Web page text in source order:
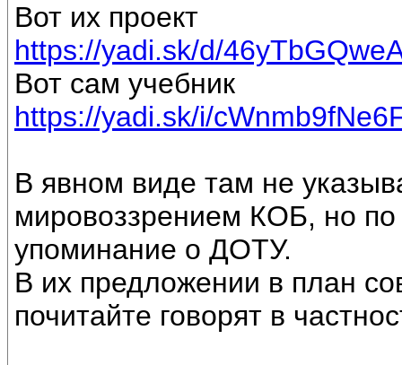
Вот их проект
https://yadi.sk/d/
Вот сам учебник
https://yadi.sk/i/
В явном виде там не
мировоззрением КОБ, но по
упоминание о ДОТУ.
В их предложении в план
почитайте говорят в